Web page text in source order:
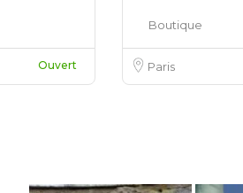
Ouvert
Favoris
Boutique
Paris